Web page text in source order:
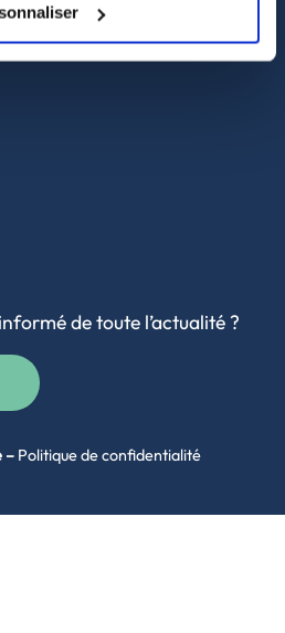
de toute l’actualité ?
– Politique de confidentialité